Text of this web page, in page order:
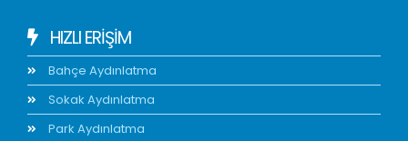
HIZLI ERIŞIM
Bahçe Aydınlatma
Sokak Aydınlatma
Park Aydınlatma